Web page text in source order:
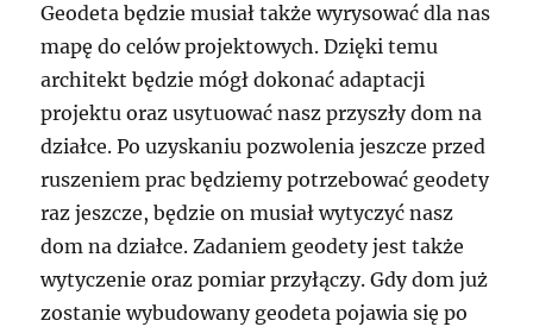
Geodeta będzie musiał także wyrysować dla nas
mapę do celów projektowych. Dzięki temu
architekt będzie mógł dokonać adaptacji
projektu oraz usytuować nasz przyszły dom na
działce. Po uzyskaniu pozwolenia jeszcze przed
ruszeniem prac będziemy potrzebować geodety
raz jeszcze, będzie on musiał wytyczyć nasz
dom na działce. Zadaniem geodety jest także
wytyczenie oraz pomiar przyłączy. Gdy dom już
zostanie wybudowany geodeta pojawia się po